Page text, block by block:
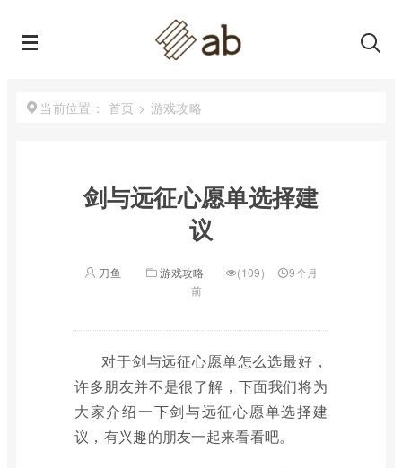
当前位置： 首页 > 游戏攻略
剑与远征心愿单选择建
议
刀鱼 游戏攻略 (109)
9个月
前
对于剑与远征心愿单怎么选最好，
许多朋友并不是很了解，下面我们将为
大家介绍一下剑与远征心愿单选择建
议，有兴趣的朋友一起来看看吧。